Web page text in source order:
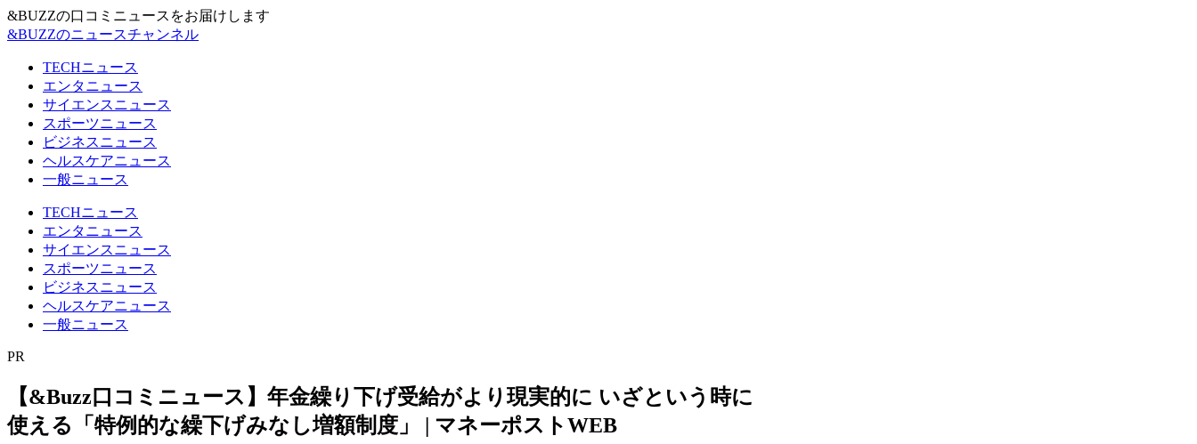
&BUZZの口コミニュースをお届けします
&BUZZのニュースチャンネル
TECHニュース
エンタニュース
サイエンスニュース
スポーツニュース
ビジネスニュース
ヘルスケアニュース
一般ニュース
TECHニュース
エンタニュース
サイエンスニュース
スポーツニュース
ビジネスニュース
ヘルスケアニュース
一般ニュース
PR
【&Buzz口コミニュース】年金繰り下げ受給がより現実的に いざという時に
使える「特例的な繰下げみなし増額制度」 | マネーポストWEB